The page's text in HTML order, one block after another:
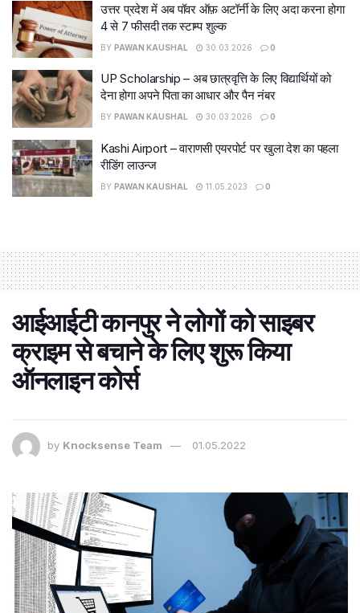
उत्तर प्रदेश में अब पॉवर ऑफ़ अटॉर्नी के लिए अदा करना होगा
4 से 7 फीसदी तक स्टाम्प शुल्क
BY PAWAN KAUSHAL 30.03.2026 0
UP Scholarship – अब छात्रवृत्ति के लिए विद्यार्थियों को
देना होगा अपने पिता का आधार और पैन नंबर
BY PAWAN KAUSHAL 30.03.2026 0
Kashi Airport – वाराणसी एयरपोर्ट पर खुला देश का पहला
रीडिंग लाउन्ज
BY PAWAN KAUSHAL 11.05.2023 0
आईआईटी कानपुर ने लोगों को साइबर
क्राइम से बचाने के लिए शुरू किया
ऑनलाइन कोर्स
by Knocksense Team 01.05.2022